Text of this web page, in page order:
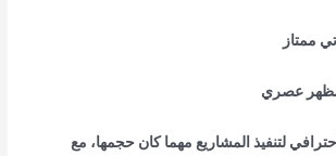
ممتاز
عصري
لتنفيذ المشاريع مهما كان حجمها، مع